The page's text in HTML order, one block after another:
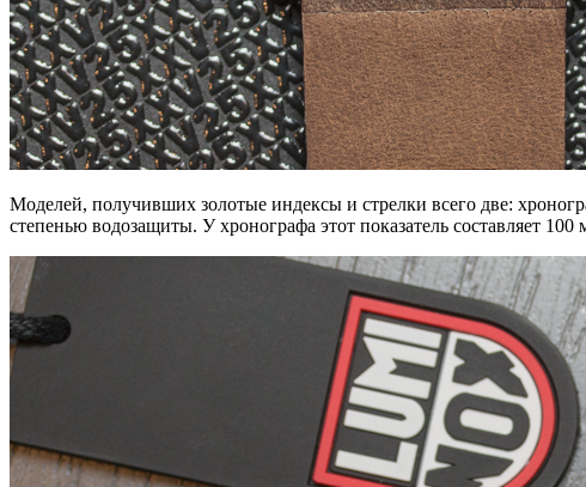
Моделей, получивших золотые индексы и стрелки всего две:
степенью водозащиты. У хронографа этот показатель составляет